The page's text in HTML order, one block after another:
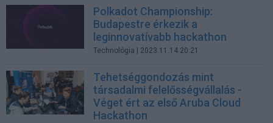
Polkadot Championship:
Budapestre érkezik a
leginnovatívabb hackathon
Technológia | 2023.11.14 20:21
Tehetséggondozás mint
társadalmi felelősségvállalás -
Véget ért az első Aruba Cloud
Hackathon